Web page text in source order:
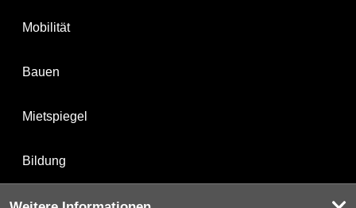
Mobilität
Bauen
Mietspiegel
Bildung